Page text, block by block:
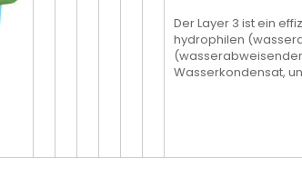
Der Layer 3 ist ein
hydrophilen
Wasserkondensat,